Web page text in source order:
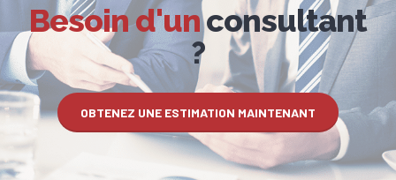
Besoin d'unconsultant
?
OBTENEZ UNE ESTIMATION MAINTENANT